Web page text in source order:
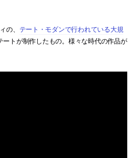
の、 テート・モダンで行われている大規
ートが制作したもの。様々な時代の作品が